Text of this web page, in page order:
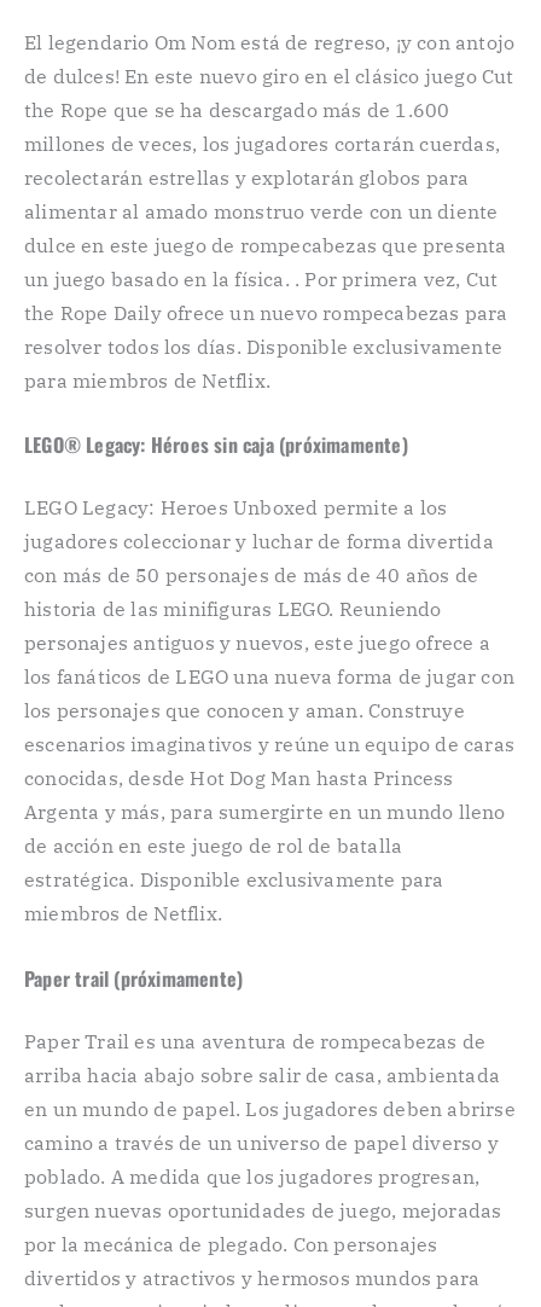
El legendario Om Nom está de regreso, ¡y con antojo
de dulces! En este nuevo giro en el clásico juego Cut
the Rope que se ha descargado más de 1.600
millones de veces, los jugadores cortarán cuerdas,
recolectarán estrellas y explotarán globos para
alimentar al amado monstruo verde con un diente
dulce en este juego de rompecabezas que presenta
un juego basado en la física. . Por primera vez, Cut
the Rope Daily ofrece un nuevo rompecabezas para
resolver todos los días. Disponible exclusivamente
para miembros de Netflix.
LEGO® Legacy: Héroes sin caja (próximamente)
LEGO Legacy: Heroes Unboxed permite a los
jugadores coleccionar y luchar de forma divertida
con más de 50 personajes de más de 40 años de
historia de las minifiguras LEGO. Reuniendo
personajes antiguos y nuevos, este juego ofrece a
los fanáticos de LEGO una nueva forma de jugar con
los personajes que conocen y aman. Construye
escenarios imaginativos y reúne un equipo de caras
conocidas, desde Hot Dog Man hasta Princess
Argenta y más, para sumergirte en un mundo lleno
de acción en este juego de rol de batalla
estratégica. Disponible exclusivamente para
miembros de Netflix.
Paper trail (próximamente)
Paper Trail es una aventura de rompecabezas de
arriba hacia abajo sobre salir de casa, ambientada
en un mundo de papel. Los jugadores deben abrirse
camino a través de un universo de papel diverso y
poblado. A medida que los jugadores progresan,
surgen nuevas oportunidades de juego, mejoradas
por la mecánica de plegado. Con personajes
divertidos y atractivos y hermosos mundos para